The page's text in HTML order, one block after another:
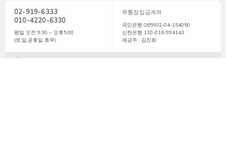
02-919-6333
010-4220-6330
평일 오전 9:30 ~ 오후5:00
(토,일,공휴일 휴무)
무통장입금계좌
국민은행 065902-04-154050
신한은행 110-016-994143
예금주 : 김진희